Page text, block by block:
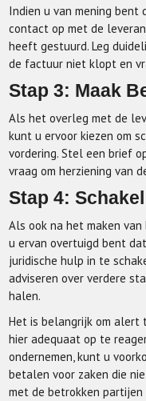
Indien u van mening bent
contact op met de
heeft gestuurd. Leg
de factuur niet klopt en
Stap 3: Maak
Als het overleg met de
kunt u ervoor kiezen om
vordering. Stel een brief
vraag om herziening van
Stap 4:
Als ook na het maken
u ervan overtuigd bent
juridische hulp in te
adviseren over verdere
halen.
Het is belangrijk om alert
hier adequaat op te
ondernemen, kunt u
betalen voor zaken die
met de betrokken partijen